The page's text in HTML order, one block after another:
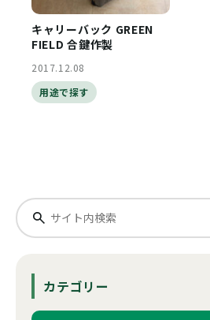
キャリーバック GREEN
FIELD 合鍵作製
2017.12.08
用途で探す
カテゴリー